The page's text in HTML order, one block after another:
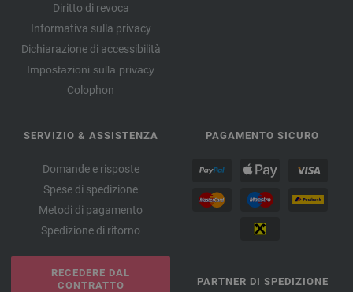
Diritto di revoca
Informativa sulla privacy
Dichiarazione di accessibilità
Impostazioni sulla privacy
Colophon
SERVIZIO & ASSISTENZA
Domande e risposte
Spese di spedizione
Metodi di pagamento
Spedizione di ritorno
RECEDERE DAL
CONTRATTO
PAGAMENTO SICURO
PARTNER DI SPEDIZIONE